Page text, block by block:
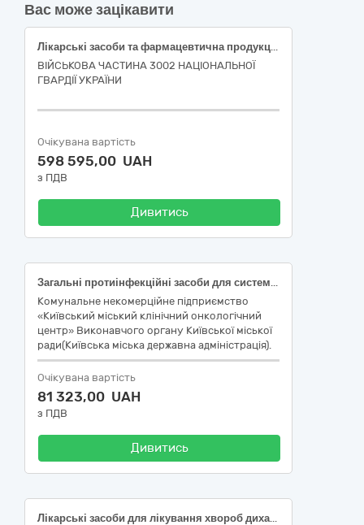
Вас може зацікавити
Лікарські засоби та фармацевтична продукція
ВІЙСЬКОВА ЧАСТИНА 3002 НАЦІОНАЛЬНОЇ
ГВАРДІЇ УКРАЇНИ
Очікувана вартість
598 595,00 UAH
з ПДВ
Дивитись
Загальні протиінфекційні засоби для системного застосування, вакцини, антинеопластичні засоби та імуномодулятори
Комунальне некомерційне підприємство
«Київський міський клінічний онкологічний
центр» Виконавчого органу Київської міської
ради(Київська міська державна адміністрація).
Очікувана вартість
81 323,00 UAH
з ПДВ
Дивитись
Лікарські засоби для лікування хвороб дихальної системи